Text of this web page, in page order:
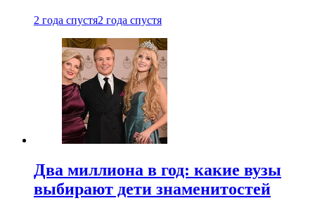
2 года спустя2 года спустя
Два миллиона в год: какие вузы
выбирают дети знаменитостей